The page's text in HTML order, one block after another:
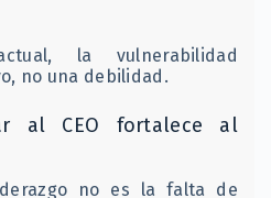
la vulnerabilidad
no una debilidad.
al CEO fortalece al
no es la falta de